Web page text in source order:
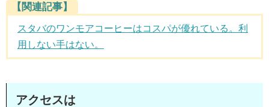
【関連記事】
スタバのワンモアコーヒーはコスパが優れている。利
用しない手はない。
アクセスは